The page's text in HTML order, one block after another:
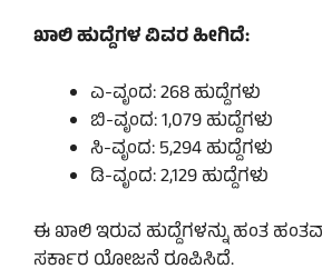
ಖಾಲಿ ಹುದ್ದೆಗಳ ವಿವರ ಹೀಗಿದೆ:
ಎ-ವೃಂದ: 268 ಹುದ್ದೆಗಳು
ಬಿ-ವೃಂದ: 1,079 ಹುದ್ದೆಗಳು
ಸಿ-ವೃಂದ: 5,294 ಹುದ್ದೆಗಳು
ಡಿ-ವೃಂದ: 2,129 ಹುದ್ದೆಗಳು
ಈ ಖಾಲಿ ಇರುವ ಹುದ್ದೆಗಳನ್ನು ಹಂತ
ಸರ್ಕಾರ ಯೋಜನೆ ರೂಪಿಸಿದೆ.